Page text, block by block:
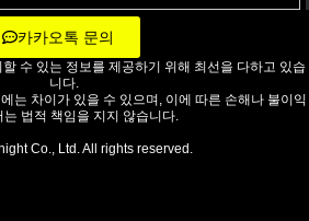
카카오톡 문의
수 있는 정보를 제공하기 위해 최선을 다하고 있습
니다.
는 차이가 있을 수 있으며, 이에 따른 손해나 불이익
는 법적 책임을 지지 않습니다.
Co., Ltd. All rights reserved.